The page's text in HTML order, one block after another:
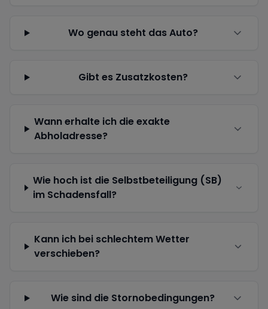
Wo genau steht das Auto?
Gibt es Zusatzkosten?
Wann erhalte ich die exakte
Abholadresse?
Wie hoch ist die Selbstbeteiligung (SB)
im Schadensfall?
Kann ich bei schlechtem Wetter
verschieben?
Wie sind die Stornobedingungen?